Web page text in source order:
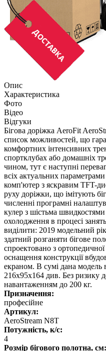
Опис
Характеристика
Фото
Відео
Відгуки
Бігова доріжка AeroFit
список можливостей, що
комфортних інтенсивних
спортклубах або домашніх
чином, тут є наступні
всіх актуальних
комп'ютер з яскравим TFT-
руху доріжки, що імітують
численні програмні
кулер з шістьма швидкостями
охолодження в процесі
виділити: 2019 модельний
здатний розганяти бігове
спроектовано з
оснащення конструкції
екраном. В сумі дана модель
216х95х164 див. Без ризику
навантаженням до 200 кг.
Призначення:
професійне
Артикул:
AeroStream N8T
Потужність, к/с:
4
Розмір бігового полотна, см: